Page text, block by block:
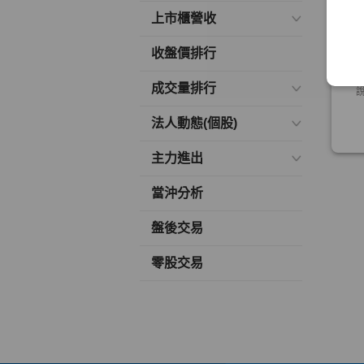
上市櫃營收
收盤價排行
成交量排行
法人動態(個股)
主力進出
當沖分析
盤後交易
零股交易